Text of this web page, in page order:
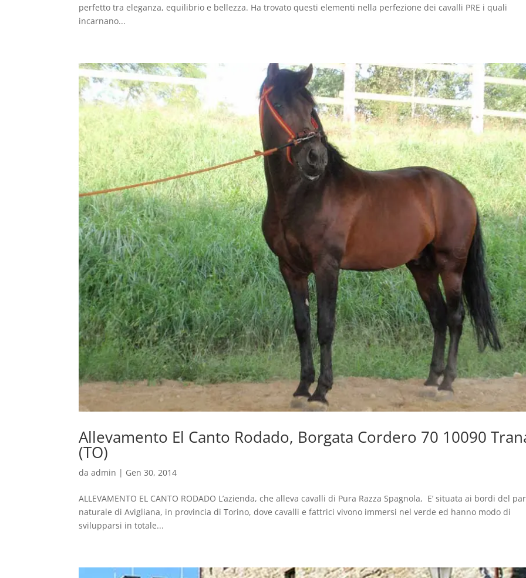
perfetto tra eleganza, equilibrio e bellezza. Ha trovato questi elementi nella perfezione dei cavalli PRE i quali
incarnano...
Allevamento El Canto Rodado, Borgata Cordero 70 10090
(TO)
daadmin | Gen 30, 2014
ALLEVAMENTO EL CANTO RODADO L’azienda, che alleva cavalli di Pura Razza Spagnola, E’ situata ai bordi del
naturale di Avigliana, in provincia di Torino, dove cavalli e fattrici vivono immersi nel verde ed hanno modo di
svilupparsi in totale...